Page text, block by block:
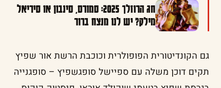
חג הרוזלך 2025: סמורס, סינבון או סיריאל
מילק? יש לנו מנצח ברור
גם הקונדיטורית הפופולרית וכוכבת הרשת אור שפיץ
תקים דוכן משלה עם ספיישל סופגשפיץ – סופגנייה